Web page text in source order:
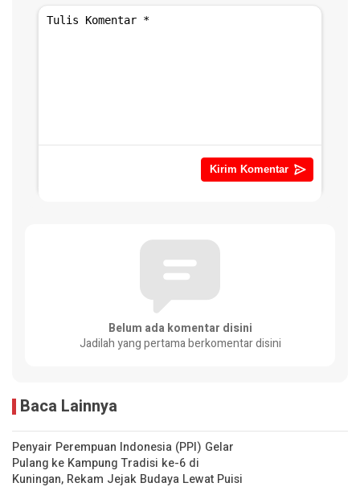
Belum ada komentar disini
Jadilah yang pertama berkomentar disini
Baca Lainnya
Penyair Perempuan Indonesia (PPI) Gelar
Pulang ke Kampung Tradisi ke-6 di
Kuningan, Rekam Jejak Budaya Lewat Puisi